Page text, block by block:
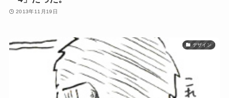
2013年11月19日
デザイン